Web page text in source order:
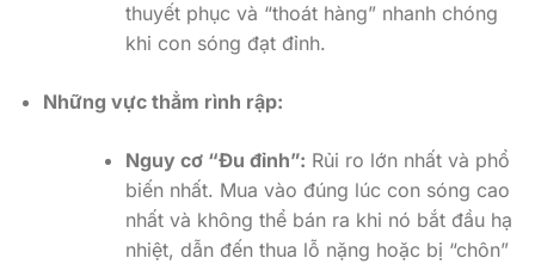
thuyết phục và “thoát hàng” nhanh chóng
khi con sóng đạt đỉnh.
Những vực thẳm rình rập:
Nguy cơ “Đu đỉnh”: Rủi ro lớn nhất và phổ
biến nhất. Mua vào đúng lúc con sóng cao
nhất và không thể bán ra khi nó bắt đầu hạ
nhiệt, dẫn đến thua lỗ nặng hoặc bị “chôn”